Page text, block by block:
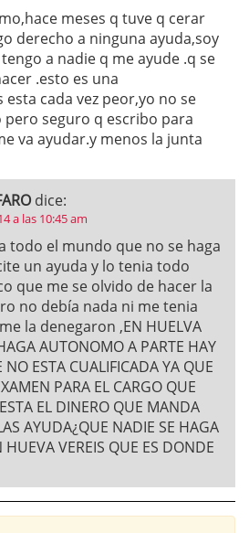
meses q tuve q cerar
derecho a ninguna ayuda,soy
a nadie q me ayude .q se
.esto es una
esta cada vez peor,yo no se
pero seguro q escribo para
va ayudar.y menos la junta
dice:
a las 10:45 am
todo el mundo que no se haga
un ayuda y lo tenia todo
que me se olvido de hacer la
no debía nada ni me tenia
la denegaron ,EN HUELVA
AUTONOMO A PARTE HAY
NO ESTA CUALIFICADA YA QUE
PARA EL CARGO QUE
EL DINERO QUE MANDA
AYUDA¿QUE NADIE SE HAGA
VEREIS QUE ES DONDE